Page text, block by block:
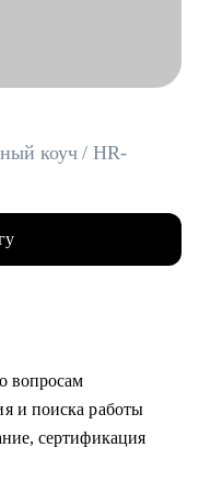
коуч / HR-
вопросам
и поиска работы
сертификация